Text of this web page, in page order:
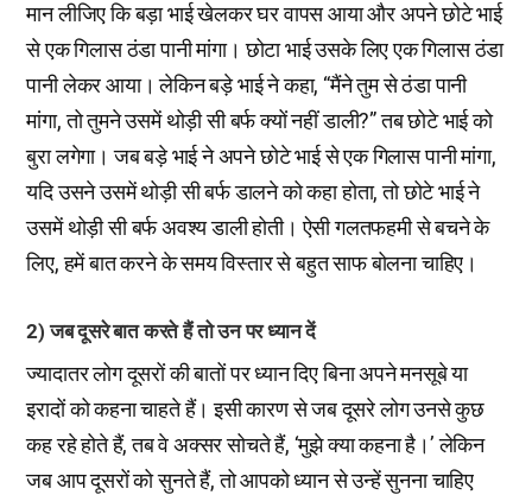
मान लीजिए कि बड़ा भाई खेलकर घर वापस आया और अपने छोटे भाई
से एक गिलास ठंडा पानी मांगा। छोटा भाई उसके लिए एक गिलास ठंडा
पानी लेकर आया। लेकिन बड़े भाई ने कहा, “मैंने तुम से ठंडा पानी
मांगा, तो तुमने उसमें थोड़ी सी बर्फ क्यों नहीं डाली?” तब छोटे भाई को
बुरा लगेगा। जब बड़े भाई ने अपने छोटे भाई से एक गिलास पानी मांगा,
यदि उसने उसमें थोड़ी सी बर्फ डालने को कहा होता, तो छोटे भाई ने
उसमें थोड़ी सी बर्फ अवश्य डाली होती। ऐसी गलतफहमी से बचने के
लिए, हमें बात करने के समय विस्तार से बहुत साफ बोलना चाहिए।
2) जब दूसरे बात करते हैं तो उन पर ध्यान दें
ज्यादातर लोग दूसरों की बातों पर ध्यान दिए बिना अपने मनसूबे या
इरादों को कहना चाहते हैं। इसी कारण से जब दूसरे लोग उनसे कुछ
कह रहे होते हैं, तब वे अक्सर सोचते हैं, ‘मुझे क्या कहना है।’ लेकिन
जब आप दूसरों को सुनते हैं, तो आपको ध्यान से उन्हें सुनना चाहिए